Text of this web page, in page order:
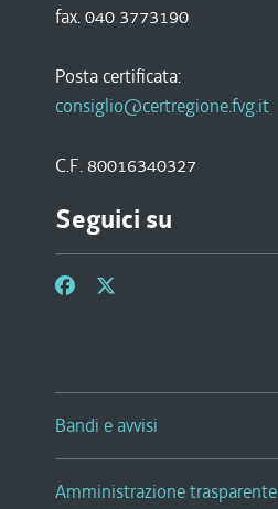
fax. 040 3773190
Posta certificata:
consiglio@certregione.fvg.it
C.F. 80016340327
Seguici su
Bandi e avvisi
Amministrazione trasparente